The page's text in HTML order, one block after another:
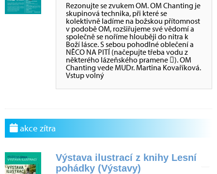
Rezonujte se zvukem OM. OM Chanting je
skupinová technika, při které se
kolektivně ladíme na božskou přítomnost
v podobě OM, rozšiřujeme své vědomí a
společně se noříme hlouběji do nitra k
Boží lásce. S sebou pohodlné oblečení a
NĚCO NA PITÍ (načepujte třeba vodu z
některého lázeňského pramene ). OM
Chanting vede MUDr. Martina Kovaříková.
Vstup volný
akce zítra
Výstava ilustrací z knihy Lesní
pohádky (Výstavy)